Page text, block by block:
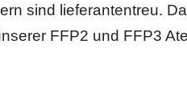
sind lieferantentreu.
FFP2 und FFP3